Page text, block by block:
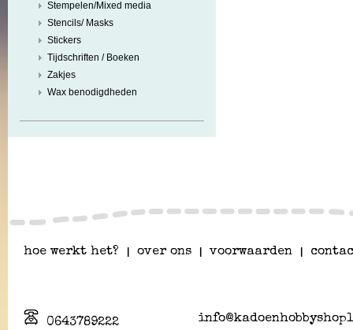
Stempelen/Mixed media
Stencils/ Masks
Stickers
Tijdschriften / Boeken
Zakjes
Wax benodigdheden
hoe werkt het? over ons voorwaarden
0643789222